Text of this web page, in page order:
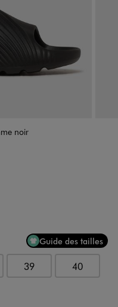
noir
Guide des tailles
39 40